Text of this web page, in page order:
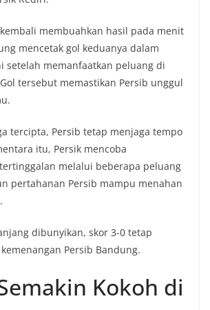
membuahkan hasil pada menit
mencetak gol keduanya dalam
setelah memanfaatkan peluang di
tersebut memastikan Persib unggul
tercipta, Persib tetap menjaga tempo
itu, Persik mencoba
melalui beberapa peluang
pertahanan Persib mampu menahan
dibunyikan, skor 3-0 tetap
Persib Bandung.
Kokoh di